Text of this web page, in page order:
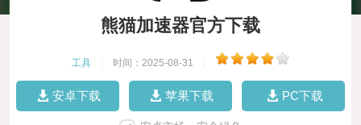
熊猫加速器官方下载
工具 时间：2025-08-31
安卓下载 苹果下载 PC下载